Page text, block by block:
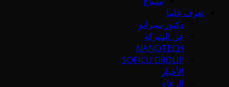
تعرف علينا
دكتور سيرانو
عن الشركة
NANOTECH
SOFICU GROUP
الأخبار
الرعاة